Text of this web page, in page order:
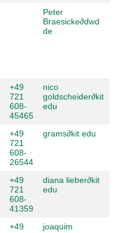
Peter
Braesicke∂dwd
de
+49
721
608-
45465
nico
goldscheider∂kit
edu
+49
721
608-
26544
grams∂kit edu
+49
721
608-
41359
diana lieber∂kit
edu
+49
joaquim